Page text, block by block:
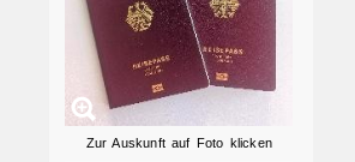
Zur Auskunft auf Foto klicken